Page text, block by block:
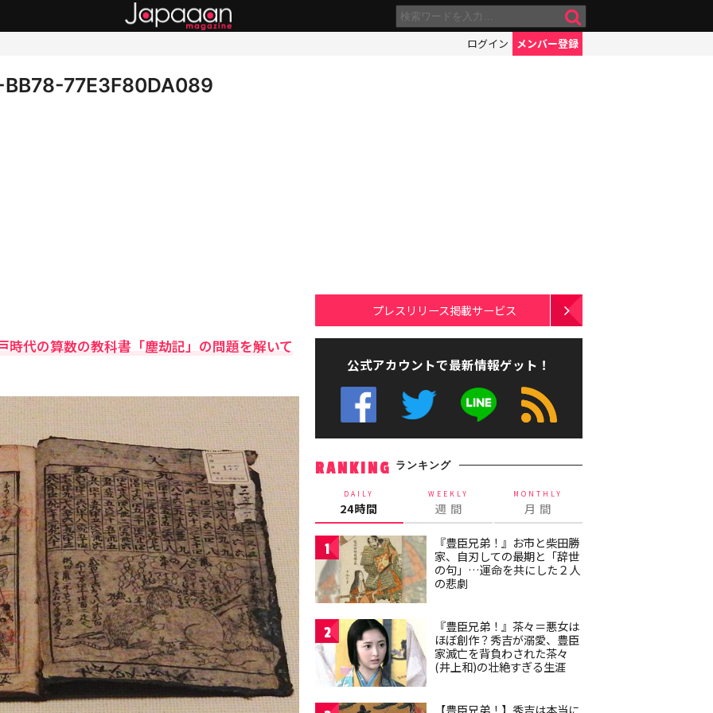
ログイン メンバー登録
77E3F80DA089
時代の算数の教科書「塵劫記」の問題を解いて
プレスリリース掲載サービス
公式アカウントで最新情報ゲット！
RANKING ランキング
DAILY
24時間
WEEKLY
週 間
MONTHLY
月 間
1
『豊臣兄弟！』お市と柴田勝
家、自刃しての最期と「辞世
の句」…運命を共にした２人
の悲劇
2
『豊臣兄弟！』茶々＝悪女は
ほぼ創作？秀吉が溺愛、豊臣
家滅亡を背負わされた茶々
(井上和)の壮絶すぎる生涯
【豊臣兄弟！】秀吉は本当に